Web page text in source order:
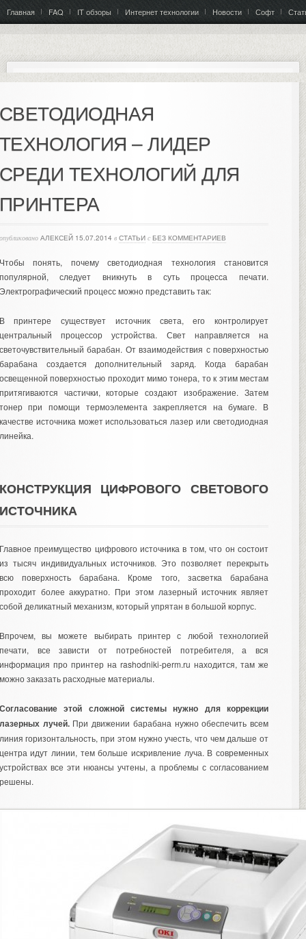
Главная FAQ IT обзоры Интернет технологии Новости Софт
– ЛИДЕР
ТЕХНОЛОГИЙ ДЛЯ
АЛЕКСЕЙ 15.07.2014 в СТАТЬИ с БЕЗ КОММЕНТАРИЕВ
понять, почему светодиодная технология становится
следует вникнуть в суть процесса печати.
процесс можно представить так:
принтере существует источник света, его контролирует
процессор устройства. Свет направляется на
барабан. От взаимодействия с поверхностью
создается дополнительный заряд. Когда барабан
поверхностью проходит мимо тонера, то к этим местам
частички, которые создают изображение. Затем
при помощи термоэлемента закрепляется на бумаге. В
источника может использоваться лазер или светодиодная
ЦИФРОВОГО СВЕТОВОГО
преимущество цифрового источника в том, что он состоит
тысяч индивидуальных источников. Это позволяет перекрыть
поверхность барабана. Кроме того, засветка барабана
более аккуратно. При этом лазерный источник являет
деликатный механизм, который упрятан в большой корпус.
вы можете выбирать принтер с любой технологией
все зависти от потребностей потребителя, а вся
про принтер на rashodniki-perm.ru находится, там же
заказать расходные материалы.
этой сложной системы нужно для коррекции
лучей.При движении барабана нужно обеспечить всем
горизонтальность, при этом нужно учесть, что чем дальше от
идут линии, тем больше искривление луча. В современных
все эти нюансы учтены, а проблемы с согласованием